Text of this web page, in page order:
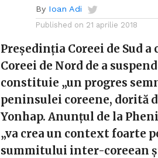
By Ioan Adi
Published on 21 aprilie 2018
Preşedinţia Coreei de Sud
Coreei de Nord de a
constituie „un progres
peninsulei coreene, dorită
Yonhap. Anunţul de la
„va crea un context foarte
summitului inter-coreean